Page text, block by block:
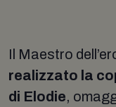
Il Maestro
realizzato la
di Elodie,